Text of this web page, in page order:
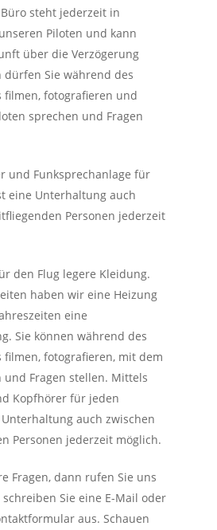
steht jederzeit in
Piloten und kann
über die Verzögerung
Sie während des
filmen, fotografieren und
sprechen und Fragen
und Funksprechanlage für
eine Unterhaltung auch
Personen jederzeit
den Flug legere Kleidung.
haben wir eine Heizung
eine
Sie können während des
filmen, fotografieren, mit dem
und Fragen stellen. Mittels
Kopfhörer für jeden
auch zwischen
Personen jederzeit möglich.
Fragen, dann rufen Sie uns
Sie eine E-Mail oder
aus. Schauen